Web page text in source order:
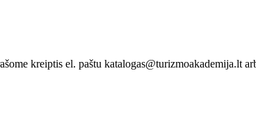
kreiptis el. paštu katalogas@turizmoakademija.lt